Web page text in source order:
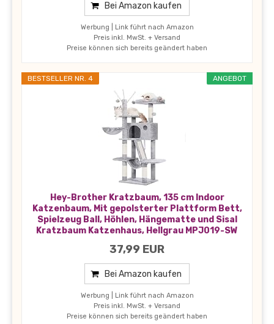
Bei Amazon kaufen
Werbung | Link führt nach Amazon
Preis inkl. MwSt. + Versand
Preise können sich bereits geändert haben
ANGEBOT
BESTSELLER NR. 4
Hey-Brother Kratzbaum, 135 cm Indoor
Katzenbaum, Mit gepolsterter Plattform Bett,
Spielzeug Ball, Höhlen, Hängematte und Sisal
Kratzbaum Katzenhaus, Hellgrau MPJ019-SW
37,99 EUR
Bei Amazon kaufen
Werbung | Link führt nach Amazon
Preis inkl. MwSt. + Versand
Preise können sich bereits geändert haben